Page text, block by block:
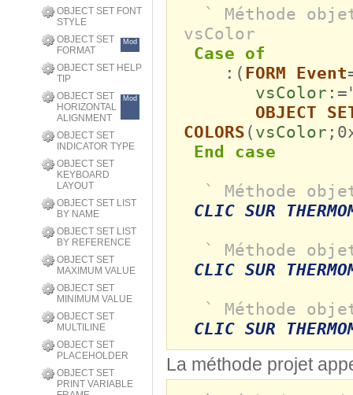
OBJECT SET FONT
STYLE
OBJECT SET
FORMAT
Mod
OBJECT SET HELP
TIP
OBJECT SET
HORIZONTAL
ALIGNMENT
Mod
OBJECT SET
INDICATOR TYPE
OBJECT SET
KEYBOARD
LAYOUT
OBJECT SET LIST
BY NAME
OBJECT SET LIST
BY REFERENCE
OBJECT SET
MAXIMUM VALUE
OBJECT SET
MINIMUM VALUE
OBJECT SET
MULTILINE
OBJECT SET
PLACEHOLDER
OBJECT SET
PRINT VARIABLE
` Méthode
vsColor
Case of
:( FORM Event
vsColor
OBJECT
COLORS ( vsColor
End case
` Méthode
CLIC SUR
` Méthode
CLIC SUR
` Méthode
CLIC SUR
La méthode projet